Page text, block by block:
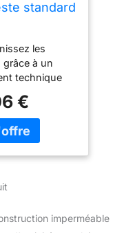
standard
avec
éclair
club
taille S
les
grâce à un
technique
et votre
importe
et comment
2,5 couches,
poche
€
imperméable